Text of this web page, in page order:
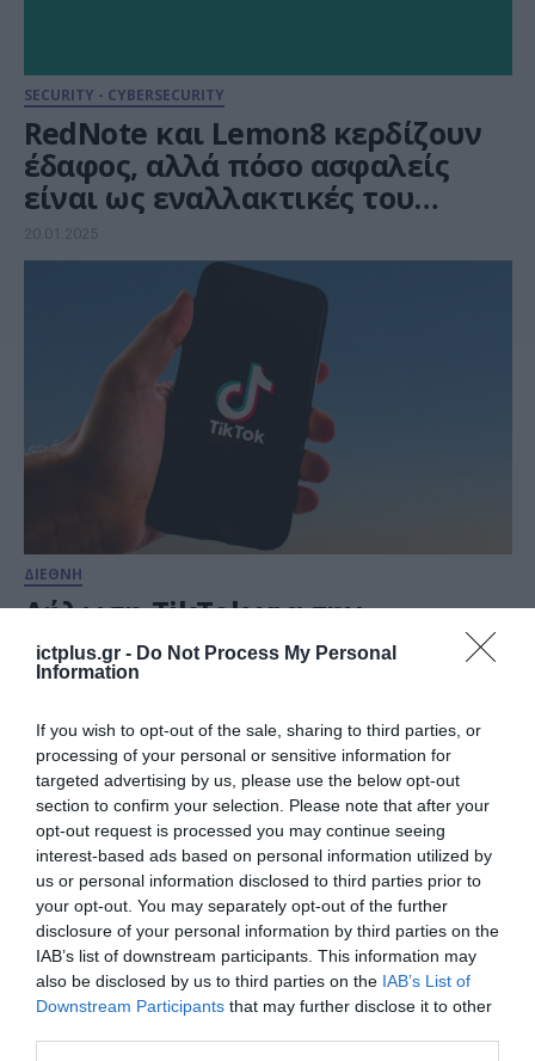
ictplus.gr - Do Not Process My Personal
Information
If you wish to opt-out of the sale, sharing to third parties, or
processing of your personal or sensitive information for
targeted advertising by us, please use the below opt-out
section to confirm your selection. Please note that after your
opt-out request is processed you may continue seeing
interest-based ads based on personal information utilized by
us or personal information disclosed to third parties prior to
your opt-out. You may separately opt-out of the further
disclosure of your personal information by third parties on the
IAB’s list of downstream participants. This information may
also be disclosed by us to third parties on the IAB’s List of
Downstream Participants that may further disclose it to other
SECURITY - CYBERSECURITY
RedNote και Lemon8 κερδίζουν
έδαφος, αλλά πόσο ασφαλείς
είναι ως εναλλακτικές του
TikTok
20.01.2025
ΔΙΕΘΝΗ
Δήλωση TikTok για την
επαναφορά της πλατφόρμας
στις ΗΠΑ